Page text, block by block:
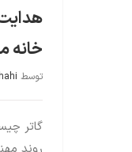
خانه
توسط
گاتر